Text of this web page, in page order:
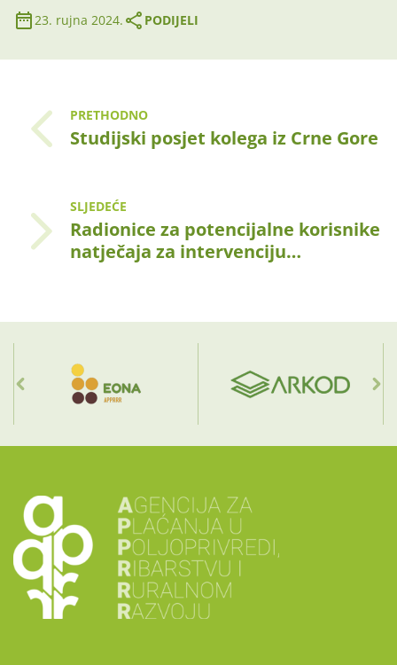
23. rujna 2024. PODIJELI
PRETHODNO
Studijski posjet kolega iz Crne Gore
SLJEDEĆE
Radionice za potencijalne korisnike
natječaja za intervenciju…